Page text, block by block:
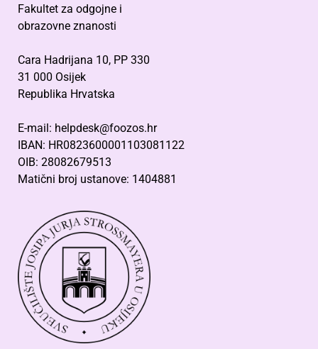
Fakultet za odgojne i
obrazovne znanosti
Cara Hadrijana 10, PP 330
31 000 Osijek
Republika Hrvatska
E-mail: helpdesk@foozos.hr
IBAN: HR0823600001103081122
OIB: 28082679513
Matični broj ustanove: 1404881